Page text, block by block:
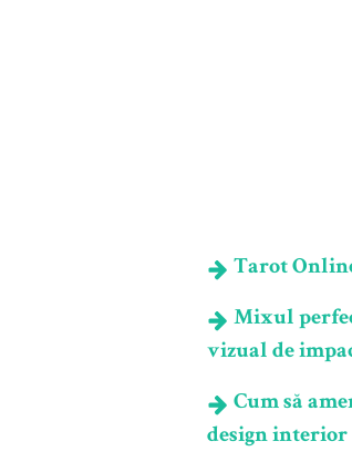
Tarot
Mixul
vizual de
Cum să
design interior